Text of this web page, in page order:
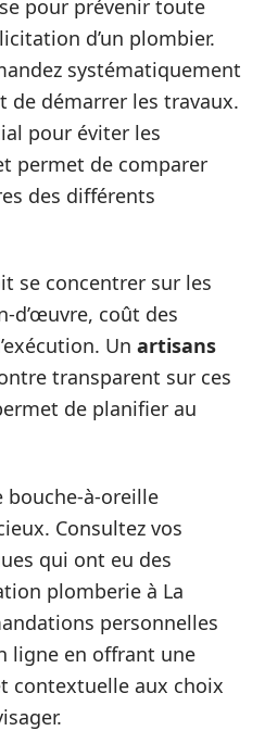
pour prévenir toute
d’un plombier.
systématiquement
de démarrer les travaux.
pour éviter les
permet de comparer
des différents
se concentrer sur les
d’œuvre, coût des
Un artisans
transparent sur ces
de planifier au
bouche-à-oreille
Consultez vos
qui ont eu des
plomberie à La
personnelles
ligne en offrant une
contextuelle aux choix